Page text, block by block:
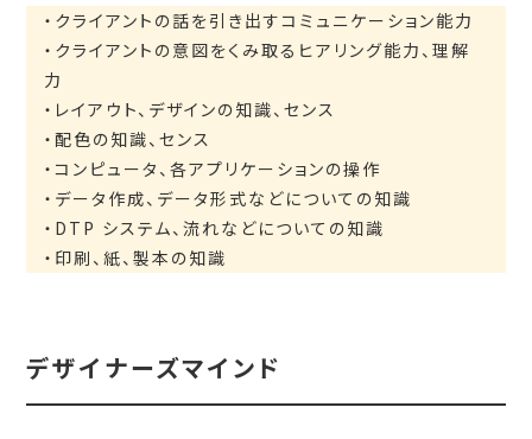
・クライアントの話を引き出すコミュニケーション能力
・クライアントの意図をくみ取るヒアリング能力、理解
力
・レイアウト、デザインの知識、センス
・配色の知識、センス
・コンピュータ、各アプリケーションの操作
・データ作成、データ形式などについての知識
・DTP システム、流れなどについての知識
・印刷、紙、製本の知識
デザイナーズマインド